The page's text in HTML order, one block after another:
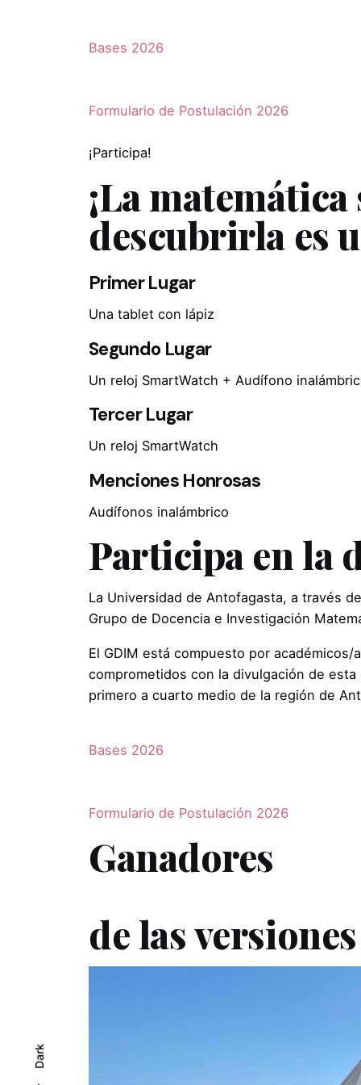
Dark
Bases 2026
Formulario de Postulación 2026
¡Participa!
¡La
descubrirla es
Primer Lugar
Una tablet con lápiz
Segundo Lugar
Un reloj SmartWatch + Audífono
Tercer Lugar
Un reloj SmartWatch
Menciones Honrosas
Audífonos inalámbrico
Participa en la
La Universidad de Antofagasta, a través
Grupo de Docencia e Investigación
El GDIM está compuesto por
comprometidos con la divulgación de
primero a cuarto medio de la región de
Bases 2026
Formulario de Postulación 2026
Ganadores
de las